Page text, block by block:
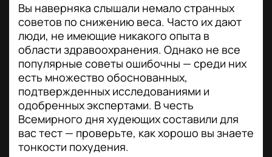
Вы наверняка слышали немало странных
советов по снижению веса. Часто их дают
люди, не имеющие никакого опыта в
области здравоохранения. Однако не все
популярные советы ошибочны — среди них
есть множество обоснованных,
подтвержденных исследованиями и
одобренных экспертами. В честь
Всемирного дня худеющих составили для
вас тест — проверьте, как хорошо вы знаете
тонкости похудения.